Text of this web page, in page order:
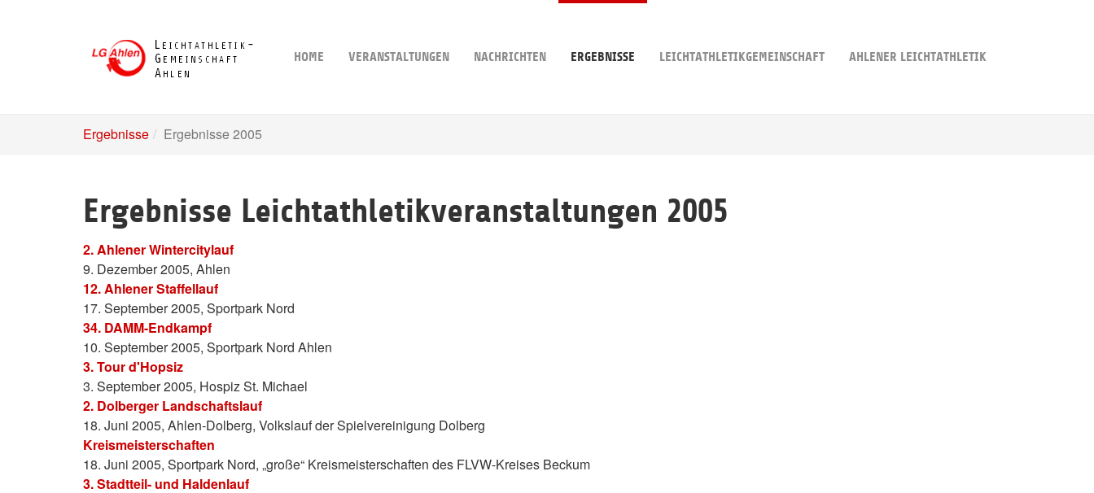
HOME VERANSTALTUNGEN NACHRICHTEN ERGEBNISSE LEICHTATHLETIKGEMEINSCHAFT AHLENER LEICHTATHLETIK
Ergebnisse Ergebnisse 2005
Ergebnisse Leichtathletikveranstaltungen 2005
2. Ahlener Wintercitylauf
9. Dezember 2005, Ahlen
12. Ahlener Staffellauf
17. September 2005, Sportpark Nord
34. DAMM-Endkampf
10. September 2005, Sportpark Nord Ahlen
3. Tour d'Hopsiz
3. September 2005, Hospiz St. Michael
2. Dolberger Landschaftslauf
18. Juni 2005, Ahlen-Dolberg, Volkslauf der Spielvereinigung Dolberg
Kreismeisterschaften
18. Juni 2005, Sportpark Nord, „große“ Kreismeisterschaften des FLVW-Kreises Beckum
3. Stadtteil- und Haldenlauf